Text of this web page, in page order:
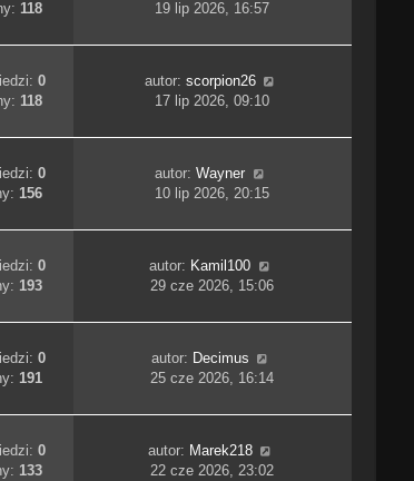
118
19 lip 2026, 16:57
0
118
autor: scorpion26
17 lip 2026, 09:10
0
156
autor:Wayner
10 lip 2026, 20:15
0
193
autor: Kamil100
29 cze 2026, 15:06
0
191
autor: Decimus
25 cze 2026, 16:14
0
133
autor: Marek218
22 cze 2026, 23:02